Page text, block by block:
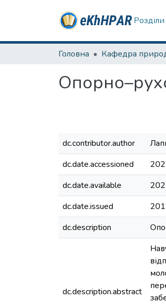
Розділи
Головна
dc.contributor.author
dc.date.accessioned
dc.date.available
dc.date.issued
dc.description
dc.description.abstract